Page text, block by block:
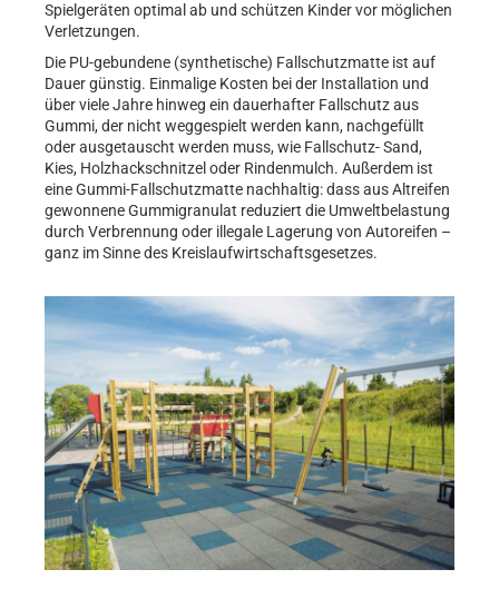
Spielgeräten optimal ab und schützen Kinder vor möglichen
Verletzungen.
Die PU-gebundene (synthetische) Fallschutzmatte ist auf
Dauer günstig. Einmalige Kosten bei der Installation und
über viele Jahre hinweg ein dauerhafter Fallschutz aus
Gummi, der nicht weggespielt werden kann, nachgefüllt
oder ausgetauscht werden muss, wie Fallschutz- Sand,
Kies, Holzhackschnitzel oder Rindenmulch. Außerdem ist
eine Gummi-Fallschutzmatte nachhaltig: dass aus Altreifen
gewonnene Gummigranulat reduziert die Umweltbelastung
durch Verbrennung oder illegale Lagerung von Autoreifen –
ganz im Sinne des Kreislaufwirtschaftsgesetzes.